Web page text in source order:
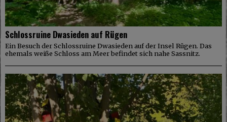
Schlossruine Dwasieden auf Rügen
Ein Besuch der Schlossruine Dwasieden auf der Insel Rügen. Das
ehemals weiße Schloss am Meer befindet sich nahe Sassnitz.